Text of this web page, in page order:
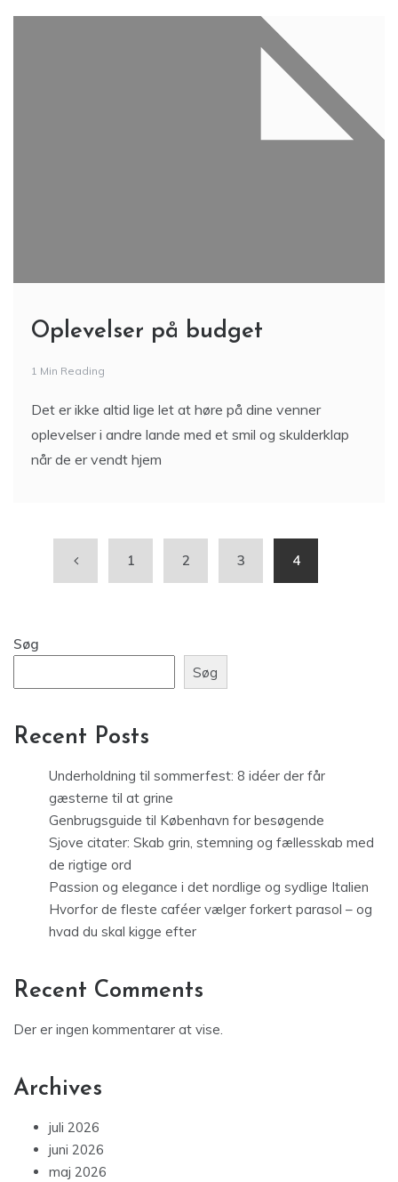
Oplevelser på budget
1 Min Reading
Det er ikke altid lige let at høre på dine venner
oplevelser i andre lande med et smil og skulderklap
når de er vendt hjem
1 2 3 4
Søg
Søg
Recent Posts
Underholdning til sommerfest: 8 idéer der får
gæsterne til at grine
Genbrugsguide til København for besøgende
Sjove citater: Skab grin, stemning og fællesskab med
de rigtige ord
Passion og elegance i det nordlige og sydlige Italien
Hvorfor de fleste caféer vælger forkert parasol – og
hvad du skal kigge efter
Recent Comments
Der er ingen kommentarer at vise.
Archives
juli 2026
juni 2026
maj 2026